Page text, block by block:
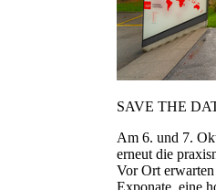
SAVE THE
Am 6. und 7.
erneut die
Vor Ort
Exponate, eine